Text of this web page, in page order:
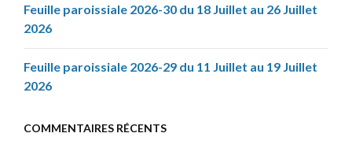
Feuille paroissiale 2026-30 du 18 Juillet au 26 Juillet
2026
Feuille paroissiale 2026-29 du 11 Juillet au 19 Juillet
2026
COMMENTAIRES RÉCENTS